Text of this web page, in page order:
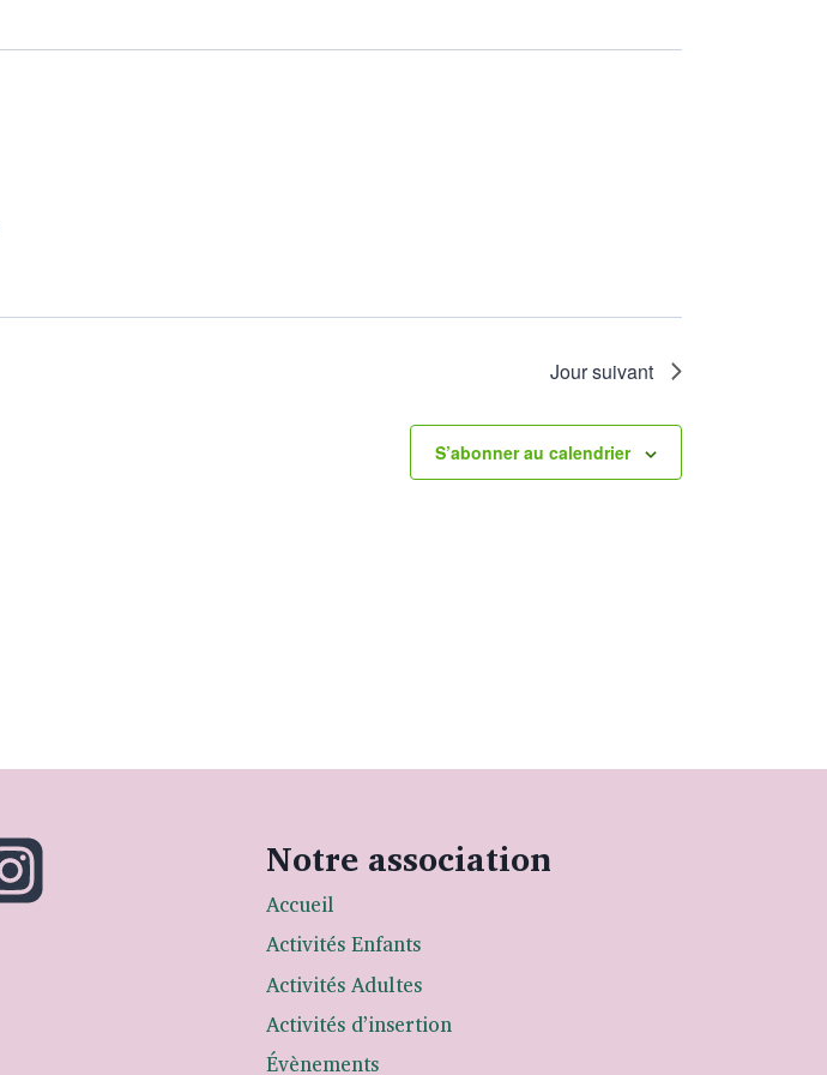
Jour suivant
S’abonner au calendrier
Notre association
Accueil
Activités Enfants
Activités Adultes
Activités d’insertion
Évènements